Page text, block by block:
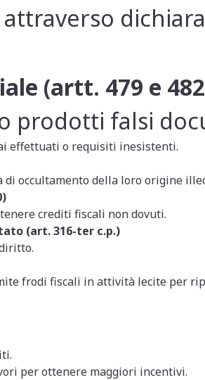
(artt. 479 e
prodotti falsi
effettuati o requisiti inesistenti.
occultamento della loro origine
crediti fiscali non dovuti.
(art. 316-ter c.p.)
frodi fiscali in attività lecite per
per ottenere maggiori incentivi.